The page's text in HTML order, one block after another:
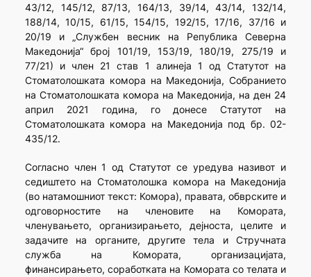
43/12, 145/12, 87/13, 164/13, 39/14, 43/14, 132/14,
188/14, 10/15, 61/15, 154/15, 192/15, 17/16, 37/16 и
20/19 и „Службен весник на Република Северна
Македонија“ број 101/19, 153/19, 180/19, 275/19 и
77/21) и член 21 став 1 алинеја 1 од Статутот на
Стоматолошката комора на Македонија, Собранието
на Стоматолошката комора на Македонија, на ден 24
април 2021 година, го донесе Статутот на
Стоматолошката комора на Македонија под бр. 02-
435/12.
Согласно член 1 од Статутот се уредува називот и
седиштето на Стоматолошка комора на Македонија
(во натамошниот текст: Комора), правата, обврските и
одговорностите на членовите на Комората,
членувањето, организирањето, дејноста, целите и
задачите на органите, другите тела и Стручната
служба на Комората, организацијата,
финансирањето, соработката на Комората со телата и